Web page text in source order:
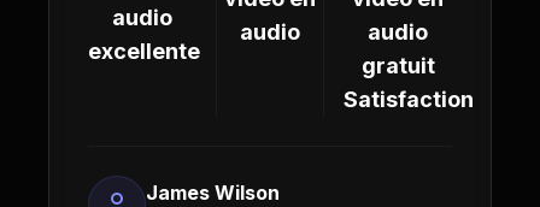
audio
excellente
audio
audio
gratuit
Satisfaction
James Wilson